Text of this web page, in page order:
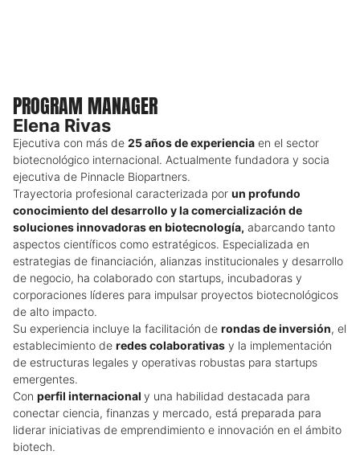
PROGRAM MANAGER
Elena Rivas
Ejecutiva con más de 25 años de experiencia en el sector
biotecnológico internacional. Actualmente fundadora y socia
ejecutiva de Pinnacle Biopartners.
Trayectoria profesional caracterizada por un profundo
conocimiento del desarrollo y la comercialización de
soluciones innovadoras en biotecnología, abarcando tanto
aspectos científicos como estratégicos. Especializada en
estrategias de financiación, alianzas institucionales y desarrollo
de negocio, ha colaborado con startups, incubadoras y
corporaciones líderes para impulsar proyectos biotecnológicos
de alto impacto.
Su experiencia incluye la facilitación de rondas de inversión, el
establecimiento de redes colaborativas y la implementación
de estructuras legales y operativas robustas para startups
emergentes.
Con perfil internacional y una habilidad destacada para
conectar ciencia, finanzas y mercado, está preparada para
liderar iniciativas de emprendimiento e innovación en el ámbito
biotech.